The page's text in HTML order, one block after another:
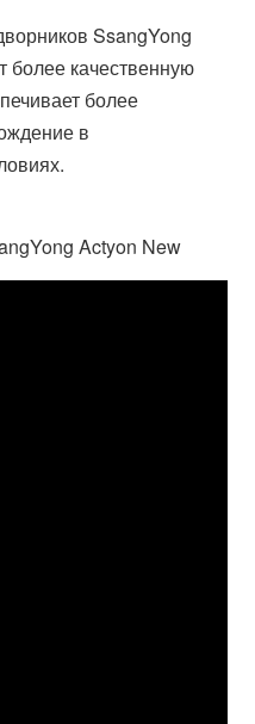
SsangYong
более качественную
более
в
Actyon New